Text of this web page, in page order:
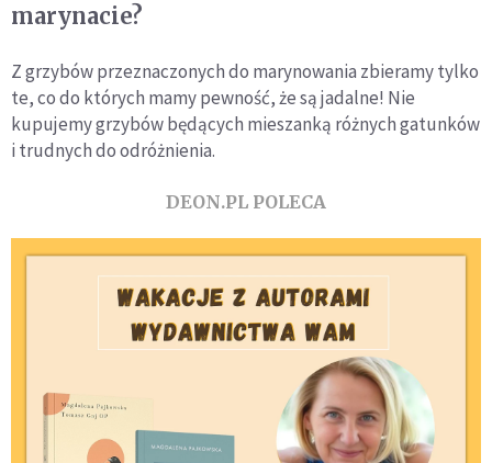
marynacie?
Z grzybów przeznaczonych do marynowania zbieramy tylko
te, co do których mamy pewność, że są jadalne! Nie
kupujemy grzybów będących mieszanką różnych gatunków
i trudnych do odróżnienia.
DEON.PL POLECA